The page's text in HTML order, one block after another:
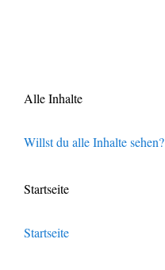
Alle Inhalte
Willst du alle Inhalte sehen?
Startseite
Startseite